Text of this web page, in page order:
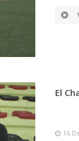
El
16